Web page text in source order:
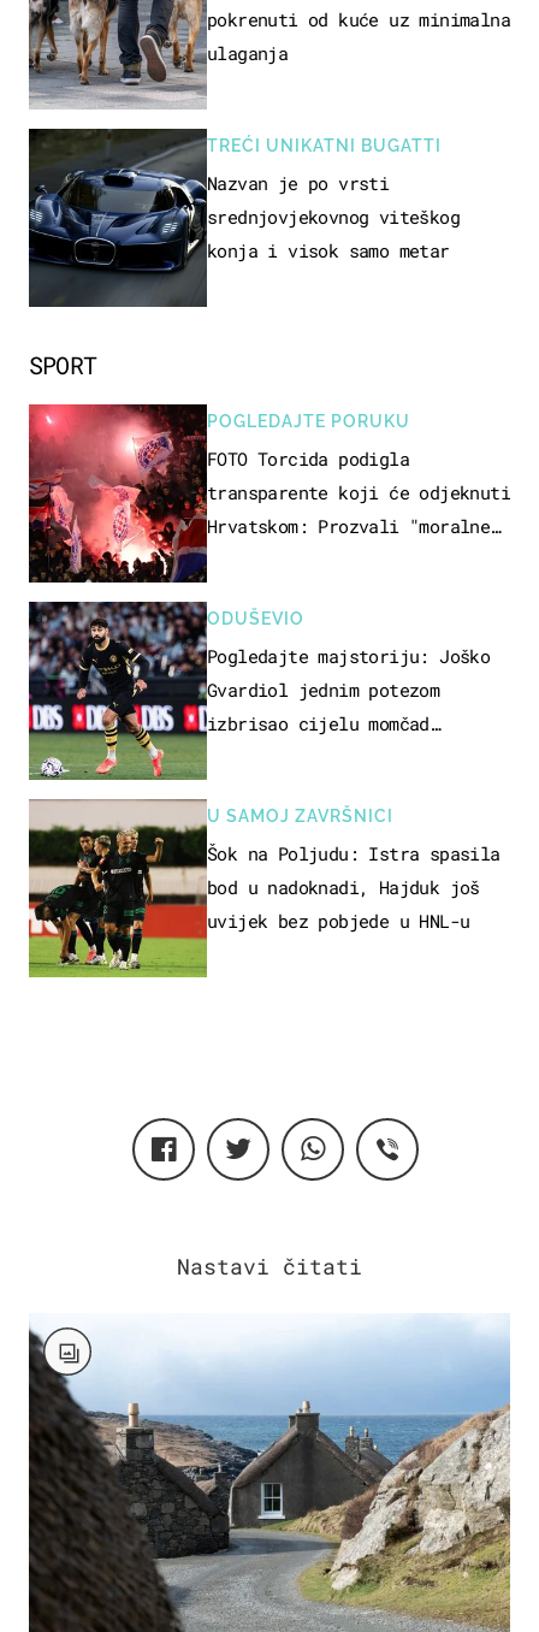
SPORT
POGLEDAJTE PORUKU
FOTO Torcida podigla
transparente koji će odjeknuti
Hrvatskom: Prozvali "moralne
ODUŠEVIO
Pogledajte majstoriju: Joško
Gvardiol jednim potezom
izbrisao cijelu momčad
U SAMOJ ZAVRŠNICI
Šok na Poljudu: Istra spasila
bod u nadoknadi, Hajduk još
uvijek bez pobjede u HNL-u
pokrenuti od kuće uz minimalna
ulaganja
TREĆI UNIKATNI BUGATTI
Nazvan je po vrsti
srednjovjekovnog viteškog
konja i visok samo metar